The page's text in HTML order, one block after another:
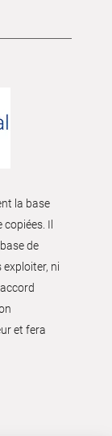
la base
copiées. Il
de
exploiter, ni
et fera